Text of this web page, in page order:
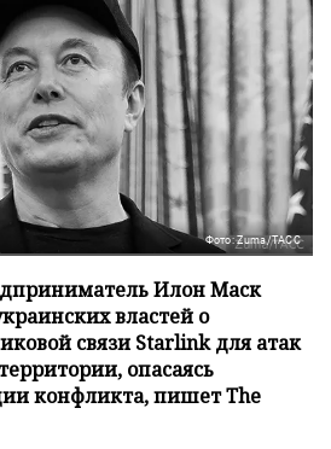
Фото: Zuma/ТАСС
Илон Маск
властей о
связи Starlink для атак
опасаясь
конфликта, пишет The